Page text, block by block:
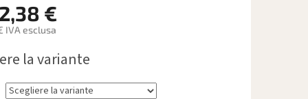
€
IVA esclusa
la variante